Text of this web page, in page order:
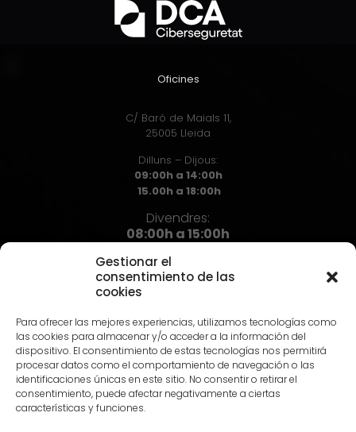
Gestionar el
consentimiento de las
cookies
Para ofrecer las mejores experiencias, utilizamos tecnologías como
las cookies para almacenar y/o acceder a la información del
dispositivo. El consentimiento de estas tecnologías nos permitirá
procesar datos como el comportamiento de navegación o las
identificaciones únicas en este sitio. No consentir o retirar el
consentimiento, puede afectar negativamente a ciertas
características y funciones.
Oficines
C/ Baró de Maials 11,
25005 Lleida
Dilluns – Dijous:
09:00h a 14:00h
15.00h a 18:00h
Divendres:
08:00h a 15:00h
973 72 71 72
info@hst.cat